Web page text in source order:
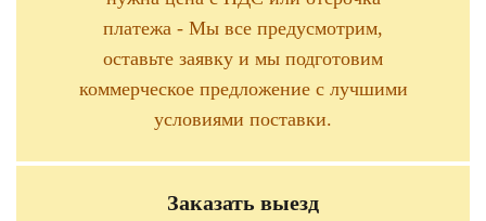
платежа - Мы все предусмотрим,
оставьте заявку и мы подготовим
коммерческое предложение с лучшими
условиями поставки.
Заказать выезд